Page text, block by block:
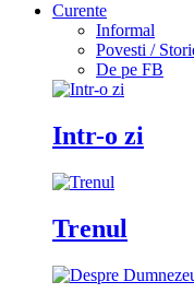
Curente
Informal
Povesti /
De pe FB
Intr-o zi
Trenul